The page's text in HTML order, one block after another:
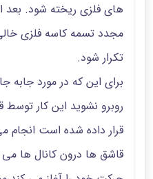
های فلزی ریخته شود. بعد
مجدد تسمه کاسه فلزی
تکرار شود.
برای این که در مورد جابه
روبرو نشوید این کار
قرار داده شده است انجام
قاشق ها درون کانال ها می